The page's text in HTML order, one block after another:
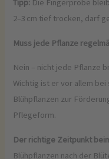
Tipp: Die Fingerprobe
2–3 cm tief trocken, darf
Muss jede Pflanze
Nein – nicht jede Pflanze
Wichtig ist er vor allem
Blühpflanzen zur
Pflegeform.
Der richtige Zeitpunkt
Blühpflanzen nach der